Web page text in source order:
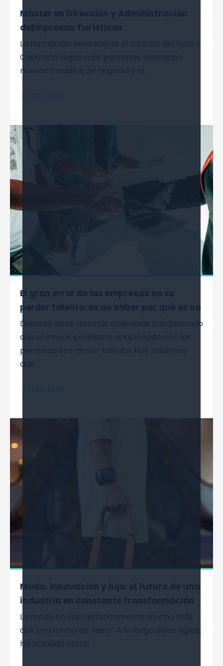
Máster en Dirección y Administración
deEmpresas Turísticas
La formación para liderar el turismo del futuro
Cada año viajan más personas, aparecen
nuevos modelos de negocio y la ...
El gran error de las empresas no es
perder talento: es no saber por qué se va
Durante años, muchas empresas han pensado
que el mayor problema relacionado con las
personas era atraer talento. Hoy sabemos
que ...
Moda, innovación y lujo: el futuro de una
industria en constante transformación
La moda ha sido históricamente mucho más
que una forma de vestir. A lo largo delos siglos,
ha actuado como ...